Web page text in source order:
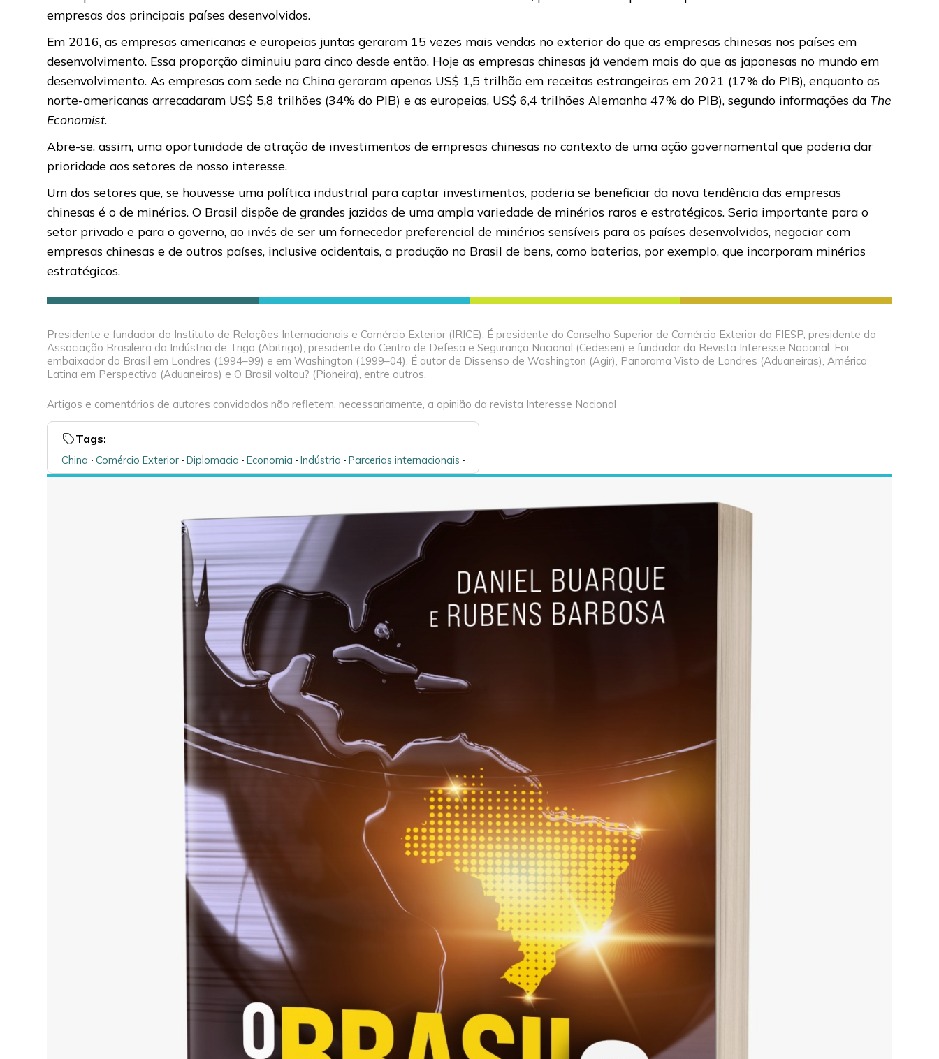
empresas dos principais países desenvolvidos.
Em 2016, as empresas americanas e europeias juntas geraram 15 vezes mais vendas no exterior do que as empresas chinesas nos países em
desenvolvimento. Essa proporção diminuiu para cinco desde então. Hoje as empresas chinesas já vendem mais do que as japonesas no mundo em
desenvolvimento. As empresas com sede na China geraram apenas US$ 1,5 trilhão em receitas estrangeiras em 2021 (17% do PIB), enquanto as
norte-americanas arrecadaram US$ 5,8 trilhões (34% do PIB) e as europeias, US$ 6,4 trilhões Alemanha 47% do PIB), segundo informações da The
Economist.
Abre-se, assim, uma oportunidade de atração de investimentos de empresas chinesas no contexto de uma ação governamental que poderia dar
prioridade aos setores de nosso interesse.
Um dos setores que, se houvesse uma política industrial para captar investimentos, poderia se beneficiar da nova tendência das empresas
chinesas é o de minérios. O Brasil dispõe de grandes jazidas de uma ampla variedade de minérios raros e estratégicos. Seria importante para o
setor privado e para o governo, ao invés de ser um fornecedor preferencial de minérios sensíveis para os países desenvolvidos, negociar com
empresas chinesas e de outros países, inclusive ocidentais, a produção no Brasil de bens, como baterias, por exemplo, que incorporam minérios
estratégicos.
Presidente e fundador do Instituto de Relações Internacionais e Comércio Exterior (IRICE). É presidente do Conselho Superior de Comércio Exterior da FIESP, presidente da
Associação Brasileira da Indústria de Trigo (Abitrigo), presidente do Centro de Defesa e Segurança Nacional (Cedesen) e fundador da Revista Interesse Nacional. Foi
embaixador do Brasil em Londres (1994–99) e em Washington (1999–04). É autor de Dissenso de Washington (Agir), Panorama Visto de Londres (Aduaneiras), América
Latina em Perspectiva (Aduaneiras) e O Brasil voltou? (Pioneira), entre outros.
Artigos e comentários de autores convidados não refletem, necessariamente, a opinião da revista Interesse Nacional
Tags:
China 🞌Comércio Exterior 🞌Diplomacia 🞌Economia 🞌Indústria 🞌Parcerias internacionais 🞌